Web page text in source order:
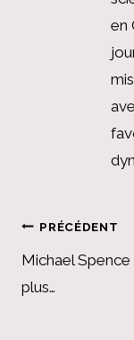
en
de
l’article
PRÉCÉDENT
Michael Spence
plus…